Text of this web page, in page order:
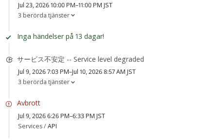
Jul 23, 2026 10:00 PM–11:00 PM JST
3 berörda tjänster
Inga händelser på 13 dagar!
サービス不安定 -- Service level degraded
Jul 9, 2026 7:03 PM–Jul 10, 2026 8:57 AM JST
3 berörda tjänster
Avbrott
Jul 9, 2026 6:26 PM–6:33 PM JST
Services /API